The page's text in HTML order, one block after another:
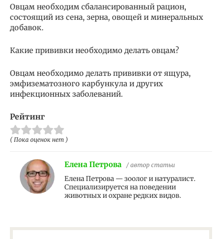
Овцам необходим сбалансированный рацион,
состоящий из сена, зерна, овощей и минеральных
добавок.
Какие прививки необходимо делать овцам?
Овцам необходимо делать прививки от ящура,
эмфизематозного карбункула и других
инфекционных заболеваний.
Рейтинг
( Пока оценок нет )
Елена Петрова / автор статьи
Елена Петрова — зоолог и натуралист.
Специализируется на поведении
животных и охране редких видов.